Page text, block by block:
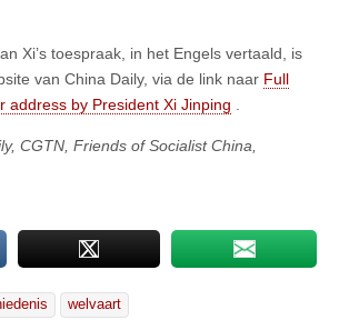
Xi’s toespraak, in het Engels vertaald, is
van China Daily, via de link naar Full
address by President Xi Jinping .
CGTN, Friends of Socialist China,
welvaart